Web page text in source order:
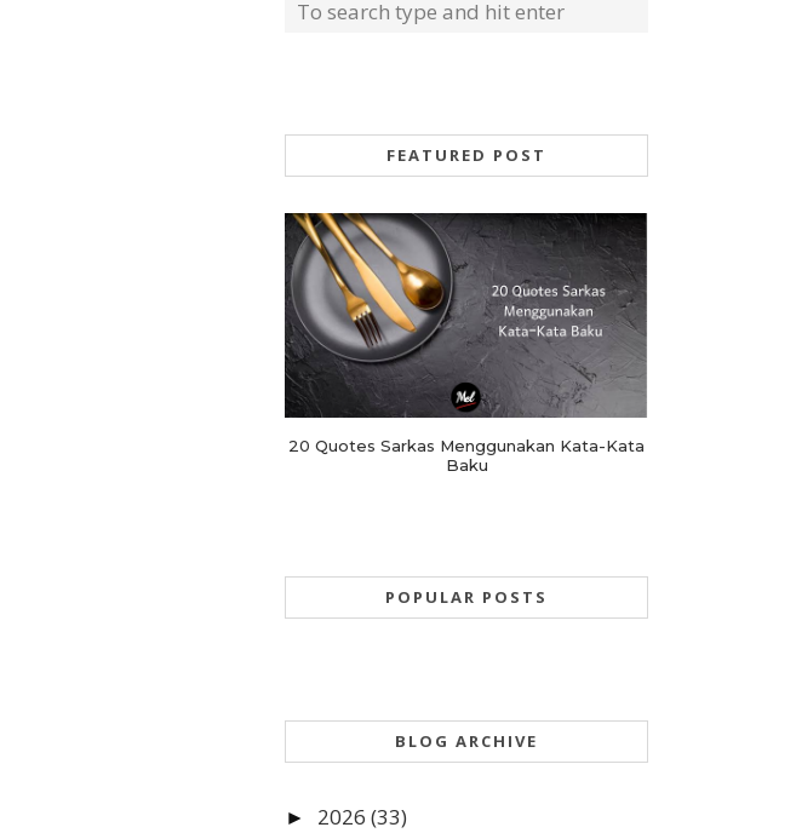
FEATURED POST
20 Quotes Sarkas Menggunakan Kata-Kata
Baku
POPULAR POSTS
BLOG ARCHIVE
► 2026 (33)